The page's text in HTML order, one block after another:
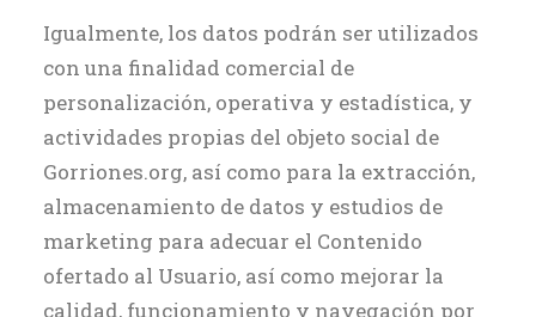
Igualmente, los datos podrán ser utilizados
con una finalidad comercial de
personalización, operativa y estadística, y
actividades propias del objeto social de
Gorriones.org, así como para la extracción,
almacenamiento de datos y estudios de
marketing para adecuar el Contenido
ofertado al Usuario, así como mejorar la
calidad, funcionamiento y navegación por